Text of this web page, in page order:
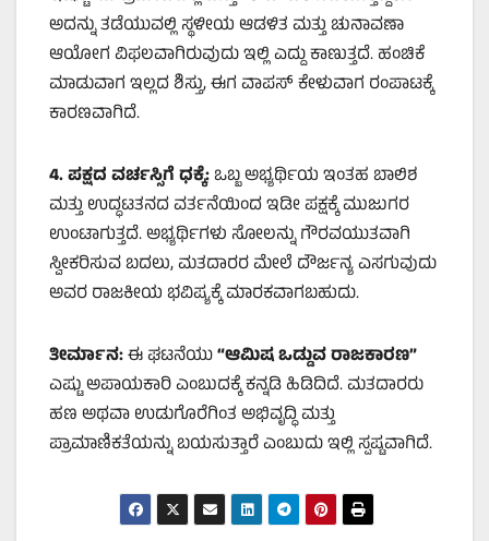
ಅದನ್ನು ತಡೆಯುವಲ್ಲಿ ಸ್ಥಳೀಯ ಆಡಳಿತ ಮತ್ತು ಚುನಾವಣಾ
ಆಯೋಗ ವಿಫಲವಾಗಿರುವುದು ಇಲ್ಲಿ ಎದ್ದು ಕಾಣುತ್ತದೆ. ಹಂಚಿಕೆ
ಮಾಡುವಾಗ ಇಲ್ಲದ ಶಿಸ್ತು, ಈಗ ವಾಪಸ್ ಕೇಳುವಾಗ ರಂಪಾಟಕ್ಕೆ
ಕಾರಣವಾಗಿದೆ.
4.ಪಕ್ಷದ ವರ್ಚಸ್ಸಿಗೆ ಧಕ್ಕೆ:ಒಬ್ಬ ಅಭ್ಯರ್ಥಿಯ ಇಂತಹ ಬಾಲಿಶ
ಮತ್ತು ಉದ್ಧಟತನದ ವರ್ತನೆಯಿಂದ ಇಡೀ ಪಕ್ಷಕ್ಕೆ ಮುಜುಗರ
ಉಂಟಾಗುತ್ತದೆ. ಅಭ್ಯರ್ಥಿಗಳು ಸೋಲನ್ನು ಗೌರವಯುತವಾಗಿ
ಸ್ವೀಕರಿಸುವ ಬದಲು, ಮತದಾರರ ಮೇಲೆ ದೌರ್ಜನ್ಯ ಎಸಗುವುದು
ಅವರ ರಾಜಕೀಯ ಭವಿಷ್ಯಕ್ಕೆ ಮಾರಕವಾಗಬಹುದು.
ತೀರ್ಮಾನ:ಈ ಘಟನೆಯು“ಆಮಿಷ ಒಡ್ಡುವ ರಾಜಕಾರಣ”
ಎಷ್ಟು ಅಪಾಯಕಾರಿ ಎಂಬುದಕ್ಕೆ ಕನ್ನಡಿ ಹಿಡಿದಿದೆ. ಮತದಾರರು
ಹಣ ಅಥವಾ ಉಡುಗೊರೆಗಿಂತ ಅಭಿವೃದ್ಧಿ ಮತ್ತು
ಪ್ರಾಮಾಣಿಕತೆಯನ್ನು ಬಯಸುತ್ತಾರೆ ಎಂಬುದು ಇಲ್ಲಿ ಸ್ಪಷ್ಟವಾಗಿದೆ.